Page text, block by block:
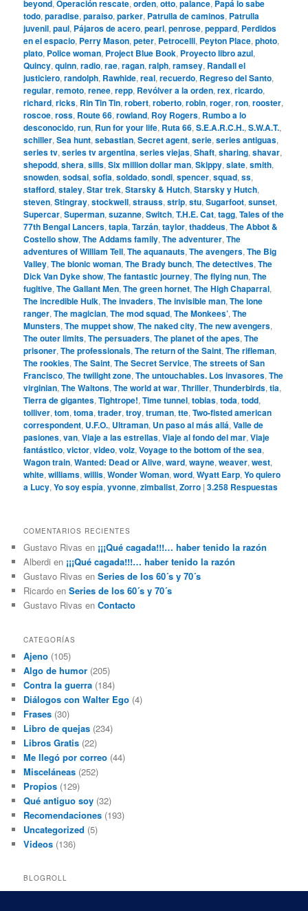
beyond,Operación rescate,orden,otto,palance, Papá lo sabe
todo,paradise,paraiso,parker, Patrulla de caminos, Patrulla
juvenil,paul, Pájaros de acero,pearl,penrose,peppard, Perdidos
en el espacio, Perry Mason,peter, Petrocelli, Peyton Place,photo,
plato, Police woman, Project Blue Book, Proyecto libro azul,
Quincy,quinn,radio,rae,ragan,ralph,ramsey, Randall el
justiciero,randolph, Rawhide,real,recuerdo, Regreso del Santo,
regular,remoto,renee,repp, Revólver a la orden,rex,ricardo,
richard,ricks, Rin Tin Tin,robert,roberto,robin,roger,ron,rooster,
roscoe,ross, Route 66,rowland, Roy Rogers, Rumbo a lo
desconocido,run, Run for your life, Ruta 66,S.E.A.R.C.H.,S.W.A.T.,
schiller,Sea hunt,sebastian,Secret agent,serie,series antiguas,
series tv,series tv argentina,series viejas,Shaft,sharing,shavar,
shepodd,shera,sills,Six million dollar man,Skippy,slate,smith,
snowden,sodsai,sofia,soldado,sondi,spencer,squad,ss,
stafford,staley,Star trek,Starsky & Hutch,Starsky y Hutch,
steven,Stingray,stockwell,strauss,strip,stu,Sugarfoot,sunset,
Supercar,Superman,suzanne,Switch,T.H.E. Cat,tagg,Tales of the
77th Bengal Lancers,tapia,Tarzán,taylor,thaddeus,The Abbot &
Costello show,The Addams family,The adventurer,The
adventures of William Tell,The aquanauts,The avengers,The Big
Valley,The bionic woman,The Brady bunch,The detectives,The
Dick Van Dyke show,The fantastic journey,The flying nun,The
fugitive,The Gallant Men,The green hornet,The High Chaparral,
The incredible Hulk,The invaders,The invisible man,The lone
ranger,The magician,The mod squad,The Monkees’,The
Munsters,The muppet show,The naked city,The new avengers,
The outer limits,The persuaders,The planet of the apes,The
prisoner,The professionals,The return of the Saint,The rifleman,
The rookies,The Saint,The Secret Service,The streets of San
Francisco,The twilight zone,The untouchables. Los invasores,The
virginian,The Waltons,The world at war,Thriller,Thunderbirds,tia,
Tierra de gigantes,Tightrope!,Time tunnel,tobias,toda,todd,
tolliver,tom,toma,trader,troy,truman,tte,Two-fisted american
correspondent, U.F.O., Ultraman, Un paso al más allá,Valle de
pasiones,van,Viaje a las estrellas,Viaje al fondo del mar,Viaje
fantástico,victor,video,volz,Voyage to the bottom of the sea,
Wagon train,Wanted: Dead or Alive,ward,wayne,weaver,west,
white,williams,willis,Wonder Woman,word,Wyatt Earp,Yo quiero
a Lucy,Yo soy espía,yvonne,zimbalist,Zorro |3.258 Respuestas
COMENTARIOS RECIENTES
Gustavo Rivas en ¡¡¡Qué cagada!!!… haber tenido la razón
Alberdi en ¡¡¡Qué cagada!!!… haber tenido la razón
Gustavo Rivas enSeries de los 60´s y 70´s
Ricardo enSeries de los 60´s y 70´s
Gustavo Rivas enContacto
CATEGORÍAS
Ajeno (105)
Algo de humor (205)
Contra la guerra (184)
Diálogos con Walter Ego (4)
Frases (30)
Libro de quejas (234)
Libros Gratis (22)
Me llegó por correo (44)
Misceláneas (252)
Propios (129)
Qué antiguo soy (32)
Recomendaciones (193)
Uncategorized (5)
Videos (136)
BLOGROLL
Black and White Power